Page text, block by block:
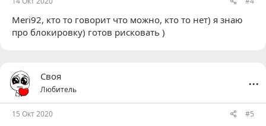
Meri92, кто то говорит что можно, кто то нет) я знаю
про блокировку) готов рисковать )
Своя
Любитель
...
15 Окт 2020 #5